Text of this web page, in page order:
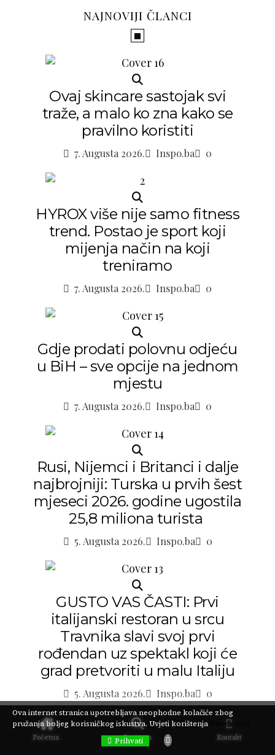
NAJNOVIJI ČLANCI
Ovaj skincare sastojak svi
traže, a malo ko zna kako se
pravilno koristiti
7. Augusta 2026. Inspo.ba 0
HYROX više nije samo fitness
trend. Postao je sport koji
mijenja način na koji
treniramo
7. Augusta 2026. Inspo.ba 0
Gdje prodati polovnu odjeću
u BiH – sve opcije na jednom
mjestu
7. Augusta 2026. Inspo.ba 0
Rusi, Nijemci i Britanci i dalje
najbrojniji: Turska u prvih šest
mjeseci 2026. godine ugostila
25,8 miliona turista
5. Augusta 2026. Inspo.ba 0
GUSTO VAS ČASTI: Prvi
italijanski restoran u srcu
Travnika slavi svoj prvi
rođendan uz spektakl koji će
grad pretvoriti u malu Italiju
5. Augusta 2026. Inspo.ba 0
Početna Pretraga Kontakt
Ova internet stranica upotrebljava neophodne kolačiće zbog
pružanja boljeg korisničkog iskustva. Uvjeti korištenja
View more
Prihvati